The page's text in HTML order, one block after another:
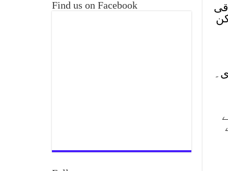
Find us on Facebook